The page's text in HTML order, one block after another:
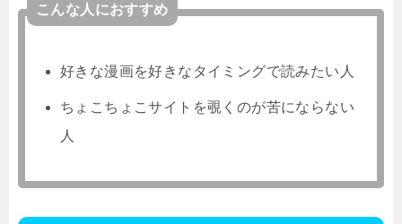
こんな人におすすめ
好きな漫画を好きなタイミングで読みたい人
ちょこちょこサイトを覗くのが苦にならない
人